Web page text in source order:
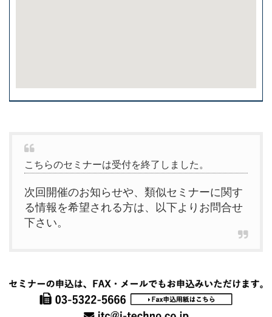
こちらのセミナーは受付を終了しました。
次回開催のお知らせや、類似セミナーに関す
る情報を希望される方は、以下よりお問合せ
下さい。